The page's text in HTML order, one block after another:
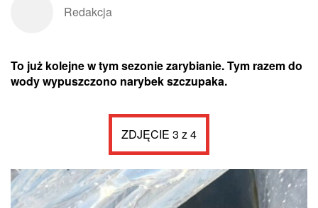
Redakcja
To już kolejne w tym sezonie zarybianie. Tym razem do
wody wypuszczono narybek szczupaka.
ZDJĘCIE 3 z 4